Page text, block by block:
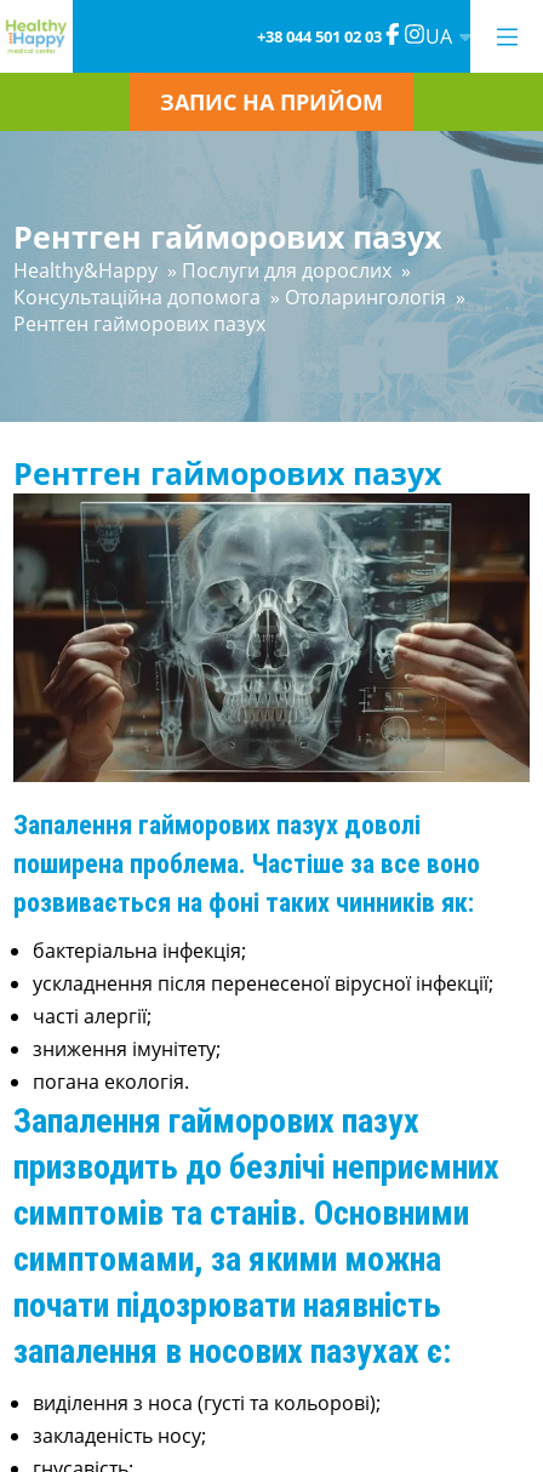
+38 044 501 02 03 UA
ЗАПИС НА ПРИЙОМ
Рентген гайморових пазух
Healthy&Happy » Послуги для дорослих »
Консультаційна допомога » Отоларингологія »
Рентген гайморових пазух
Рентген гайморових пазух
Запалення гайморових пазух доволі
поширена проблема. Частіше за все воно
розвивається на фоні таких чинників як:
бактеріальна інфекція;
ускладнення після перенесеної вірусної інфекції;
часті алергії;
зниження імунітету;
погана екологія.
Запалення гайморових пазух
призводить до безлічі неприємних
симптомів та станів. Основними
симптомами, за якими можна
почати підозрювати наявність
запалення в носових пазухах є:
виділення з носа (густі та кольорові);
закладеність носу;